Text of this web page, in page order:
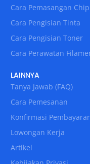
Cara Pemasangan Chip
Cara Pengisian Tinta
Cara Pengisian Toner
Cara Perawatan
LAINNYA
Tanya Jawab (FAQ)
Cara Pemesanan
Konfirmasi
Lowongan Kerja
Artikel